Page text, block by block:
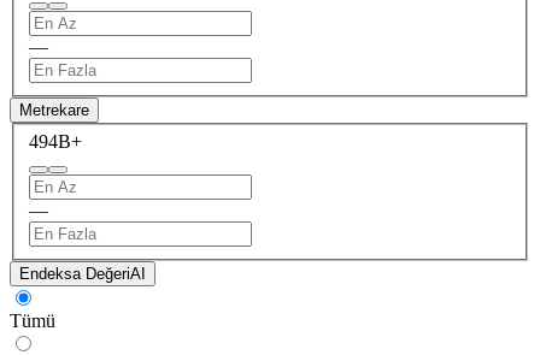
—
Metrekare
494B+
—
Endeksa DeğeriAI
Tümü